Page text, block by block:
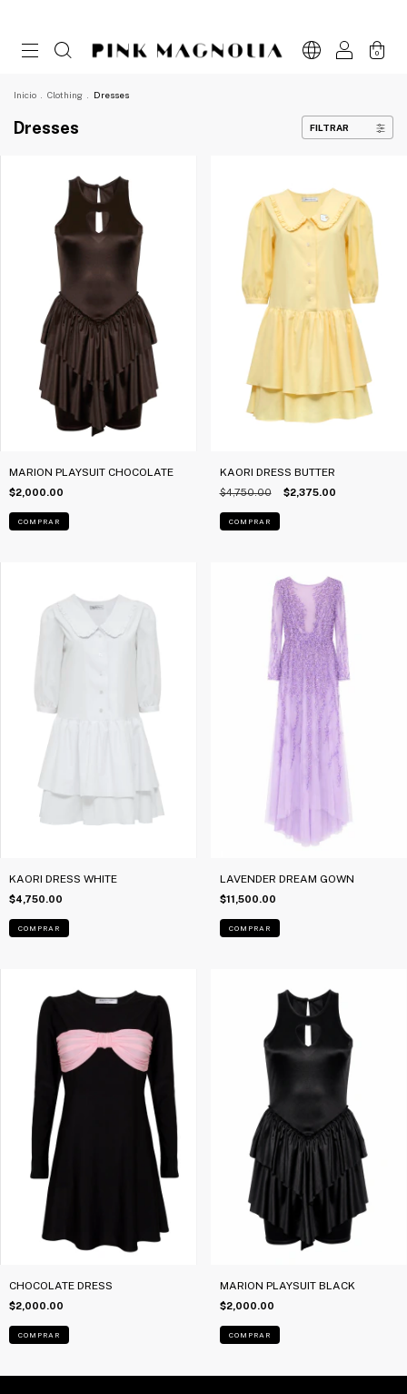
0
Inicio . Clothing . Dresses
Dresses FILTRAR
MARION PLAYSUIT CHOCOLATE
$2,000.00
COMPRAR
KAORI DRESS BUTTER
$4,750.00 $2,375.00
COMPRAR
KAORI DRESS WHITE
$4,750.00
COMPRAR
LAVENDER DREAM GOWN
$11,500.00
COMPRAR
CHOCOLATE DRESS
$2,000.00
COMPRAR
MARION PLAYSUIT BLACK
$2,000.00
COMPRAR